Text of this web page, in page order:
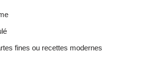
fines ou recettes modernes